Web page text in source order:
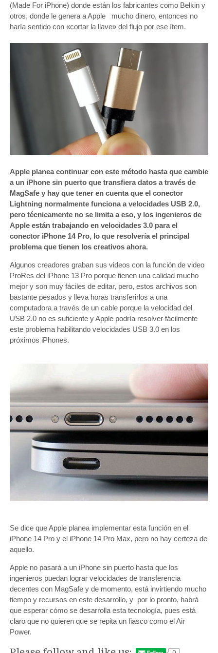
(Made For iPhone) donde están los fabricantes como Belkin y
otros, donde le genera a Apple mucho dinero, entonces no
haría sentido con «cortar la llave» del flujo por ese ítem.
Apple planea continuar con este método hasta que cambie
a un iPhone sin puerto que transfiera datos a través de
MagSafe y hay que tener en cuenta que el conector
Lightning normalmente funciona a velocidades USB 2.0,
pero técnicamente no se limita a eso, y los ingenieros de
Apple están trabajando en velocidades 3.0 para el
conector iPhone 14 Pro, lo que resolvería el principal
problema que tienen los creativos ahora.
Algunos creadores graban sus videos con la función de video
ProRes del iPhone 13 Pro porque tienen una calidad mucho
mejor y son muy fáciles de editar, pero, estos archivos son
bastante pesados ​​y lleva horas transferirlos a una
computadora a través de un cable porque la velocidad del
USB 2.0 no es suficiente y Apple podría resolver fácilmente
este problema habilitando velocidades USB 3.0 en los
próximos iPhones.
Se dice que Apple planea implementar esta función en el
iPhone 14 Pro y el iPhone 14 Pro Max, pero no hay certeza de
aquello.
Apple no pasará a un iPhone sin puerto hasta que los
ingenieros puedan lograr velocidades de transferencia
decentes con MagSafe y de momento, está invirtiendo mucho
tiempo y recursos en este desarrollo, y por lo pronto, habrá
que esperar cómo se desarrolla esta tecnología, pues está
claro que no quieren que se repita un fiasco como el Air
Power.